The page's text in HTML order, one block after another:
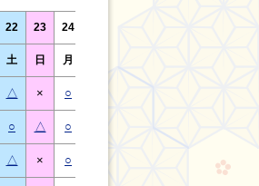
22 23 24
土 日 月
△ × ○
○ △ ○ ○
△ × ○